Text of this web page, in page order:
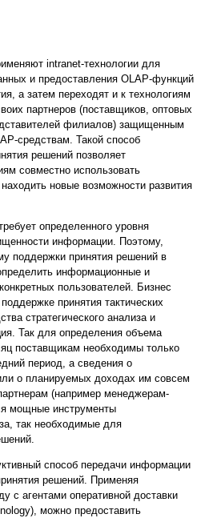
intranet-технологии для
и предоставления OLAP-функций
а затем переходят и к технологиям
партнеров (поставщиков, оптовых
филиалов) защищенным
средствам. Такой способ
решений позволяет
совместно использовать
новые возможности развития
определенного уровня
информации. Поэтому,
поддержки принятия решений в
информационные и
пользователей. Бизнес
принятия тактических
стратегического анализа и
Так для определения объема
поставщикам необходимы только
период, а сведения о
о планируемых доходах им совсем
(например менеджерам-
мощные инструменты
так необходимые для
способ передачи информации
решений. Применяя
с агентами оперативной доставки
можно предоставить